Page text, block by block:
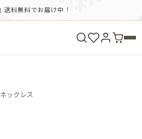
料無料でお届け中！
ネックレス